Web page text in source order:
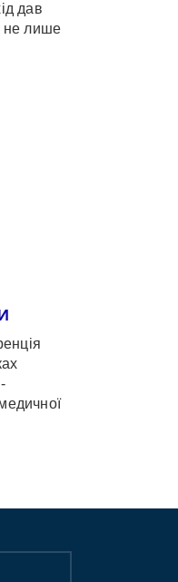
дав
не лише